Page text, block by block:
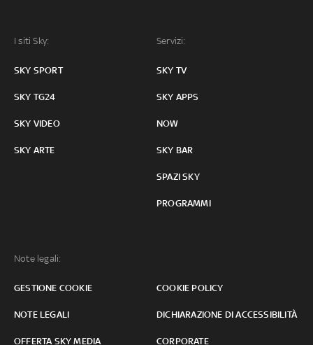
I siti Sky:
SKY SPORT
SKY TG24
SKY VIDEO
SKY ARTE
Servizi:
SKY TV
SKY APPS
NOW
SKY BAR
SPAZI SKY
PROGRAMMI
Note legali:
GESTIONE COOKIE COOKIE POLICY
NOTE LEGALI DICHIARAZIONE DI ACCESSIBILITÀ
OFFERTA SKY MEDIA CORPORATE